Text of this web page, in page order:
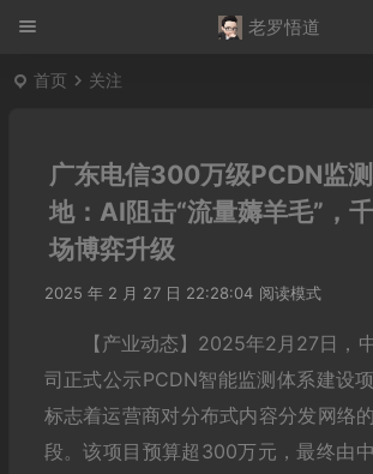
老罗悟道
首页 关注
广东电信300万级PCDN监
地：AI阻击“流量薅羊毛”，
场博弈升级
2025 年 2 月 27 日 22:28:04 阅读模式
【产业动态】2025年2月27日，
司正式公示PCDN智能监测体系建设
标志着运营商对分布式内容分发网络
段。该项目预算超300万元，最终由